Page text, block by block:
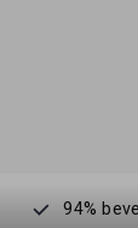
94%